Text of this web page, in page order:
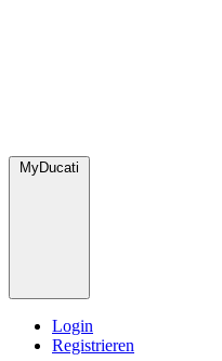
MyDucati
Login
Registrieren